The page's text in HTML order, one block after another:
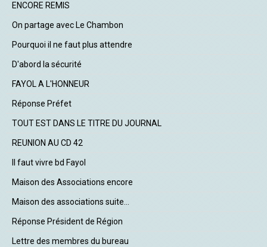
ENCORE REMIS
On partage avec Le Chambon
Pourquoi il ne faut plus attendre
D'abord la sécurité
FAYOL A L'HONNEUR
Réponse Préfet
TOUT EST DANS LE TITRE DU JOURNAL
REUNION AU CD 42
Il faut vivre bd Fayol
Maison des Associations encore
Maison des associations suite...
Réponse Président de Région
Lettre des membres du bureau